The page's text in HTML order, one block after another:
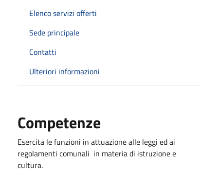
Elenco servizi offerti
Sede principale
Contatti
Ulteriori informazioni
Competenze
Esercita le funzioni in attuazione alle leggi ed ai
regolamenti comunali in materia di istruzione e
cultura.